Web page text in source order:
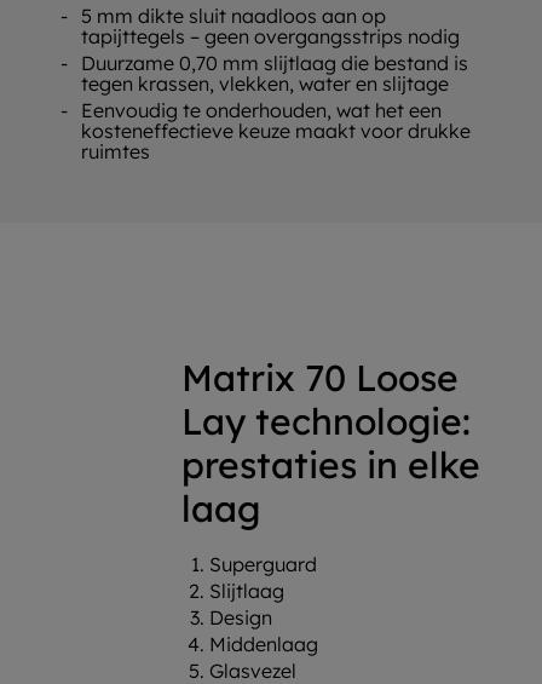
5 mm dikte sluit naadloos aan op
tapijttegels – geen overgangsstrips nodig
Duurzame 0,70 mm slijtlaag die bestand is
tegen krassen, vlekken, water en slijtage
Eenvoudig te onderhouden, wat het een
kosteneffectieve keuze maakt voor drukke
ruimtes
Matrix 70 Loose
Lay technologie:
prestaties in elke
laag
Superguard
Slijtlaag
Design
Middenlaag
Glasvezel